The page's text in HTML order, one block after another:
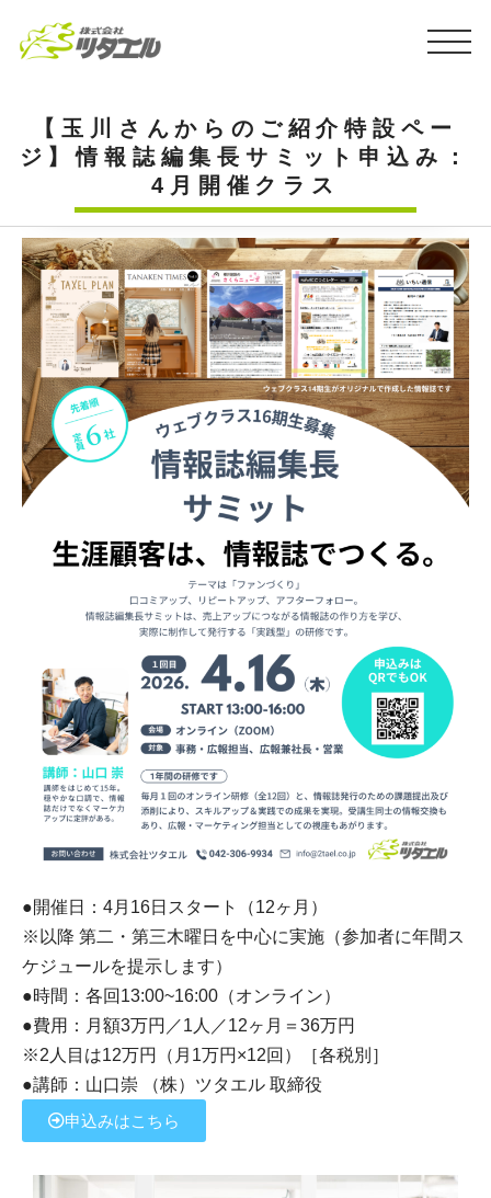
【玉川さんからのご紹介特設ペー
ジ】情報誌編集長サミット申込み：
4月開催クラス
●開催日：4月16日スタート（12ヶ月）
※以降 第二・第三木曜日を中心に実施（参加者に年間ス
ケジュールを提示します）
●時間：各回13:00~16:00（オンライン）
●費用：月額3万円／1人／12ヶ月＝36万円
※2人目は12万円（月1万円×12回）［各税別］
●講師：山口崇 （株）ツタエル 取締役
申込みはこちら